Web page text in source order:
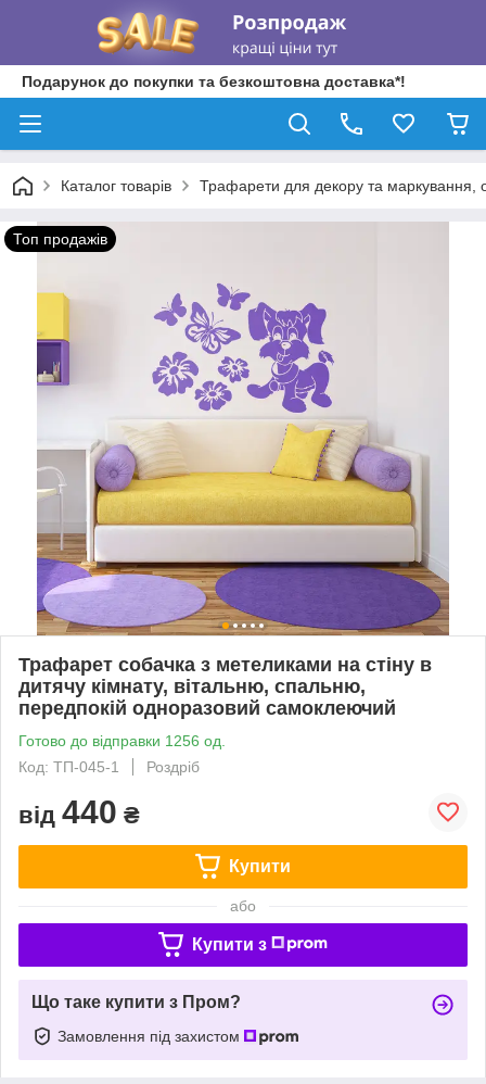
Подарунок до покупки та безкоштовна доставка*!
Каталог товарів Трафарети для декору та маркування,
Топ продажів
Трафарет собачка з метеликами на стіну в
дитячу кімнату, вітальню, спальню,
передпокій одноразовий самоклеючий
Готово до відправки 1256 од.
Код: ТП-045-1
Роздріб
від 440 ₴
Купити
або
Купити з
Що таке купити з Пром?
Замовлення під захистом